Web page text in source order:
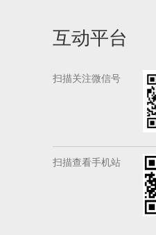
互动平台
扫描关注微信号
扫描查看手机站